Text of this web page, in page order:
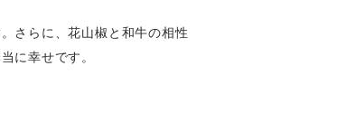
さらに、花山椒と和牛の相性
に幸せです。